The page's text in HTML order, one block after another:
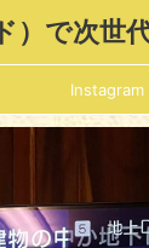
）で次世
Instagram